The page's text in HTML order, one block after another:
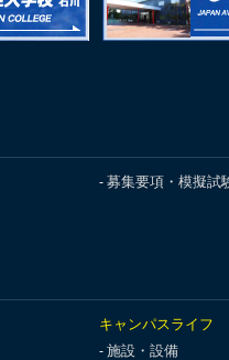
募集要項・模擬試
キャンパスライフ
施設・設備